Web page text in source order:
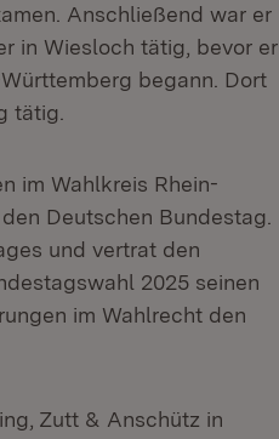
Anschließend war er
in Wiesloch tätig, bevor er
begann. Dort
tätig.
im Wahlkreis Rhein-
Deutschen Bundestag.
und vertrat den
2025 seinen
im Wahlrecht den
Zutt & Anschütz in